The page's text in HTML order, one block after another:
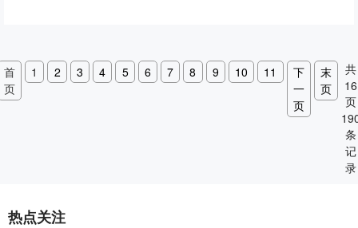
首
页
1 2 3 4 5 6 7 8 9 10 11
下
一
页
末
页
共
16
页
条
记
录
热点关注